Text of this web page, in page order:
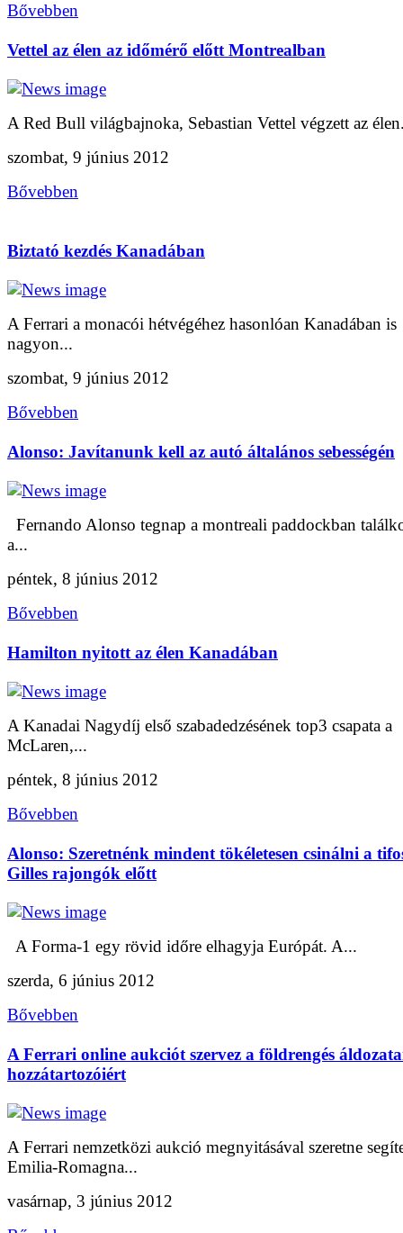
Bővebben
Vettel az élen az időmérő előtt Montrealban
A Red Bull világbajnoka, Sebastian Vettel végzett az
szombat, 9 június 2012
Bővebben
Biztató kezdés Kanadában
A Ferrari a monacói hétvégéhez hasonlóan Kanadában is
nagyon...
szombat, 9 június 2012
Bővebben
Alonso: Javítanunk kell az autó általános sebességén
Fernando Alonso tegnap a montreali paddockban
a...
péntek, 8 június 2012
Bővebben
Hamilton nyitott az élen Kanadában
A Kanadai Nagydíj első szabadedzésének top3 csapata a
McLaren,...
péntek, 8 június 2012
Bővebben
Alonso: Szeretnénk mindent tökéletesen csinálni a
Gilles rajongók előtt
A Forma-1 egy rövid időre elhagyja Európát. A...
szerda, 6 június 2012
Bővebben
A Ferrari online aukciót szervez a földrengés
hozzátartozóiért
A Ferrari nemzetközi aukció megnyitásával szeretne
Emilia-Romagna...
vasárnap, 3 június 2012